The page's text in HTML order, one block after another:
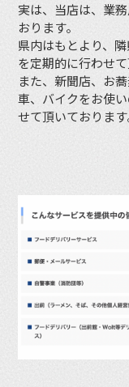
実は、当店は、業
おります。
県内はもとより、
を定期的に行わせて
また、新聞店、お
車、バイクをお使
せて頂いております